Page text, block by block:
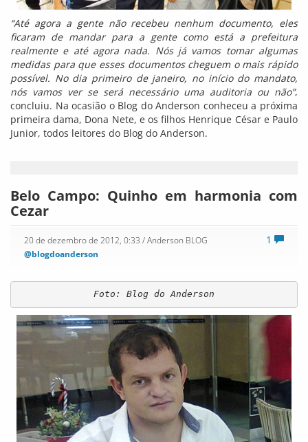
“Até agora a gente não recebeu nenhum documento, eles
ficaram de mandar para a gente como está a prefeitura
realmente e até agora nada. Nós já vamos tomar algumas
medidas para que esses documentos cheguem o mais rápido
possível. No dia primeiro de janeiro, no início do mandato,
nós vamos ver se será necessário uma auditoria ou não”,
concluiu. Na ocasião o Blog do Anderson conheceu a próxima
primeira dama, Dona Nete, e os filhos Henrique César e Paulo
Junior, todos leitores do Blog do Anderson.
Belo Campo: Quinho em harmonia com
Cezar
1
20 de dezembro de 2012, 0:33 / Anderson BLOG
@blogdoanderson
Foto: Blog do Anderson